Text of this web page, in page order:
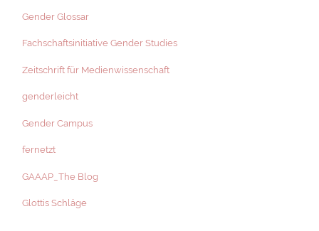
Gender Glossar
Fachschaftsinitiative Gender Studies
Zeitschrift für Medienwissenschaft
genderleicht
Gender Campus
fernetzt
GAAAP_The Blog
Glottis Schläge